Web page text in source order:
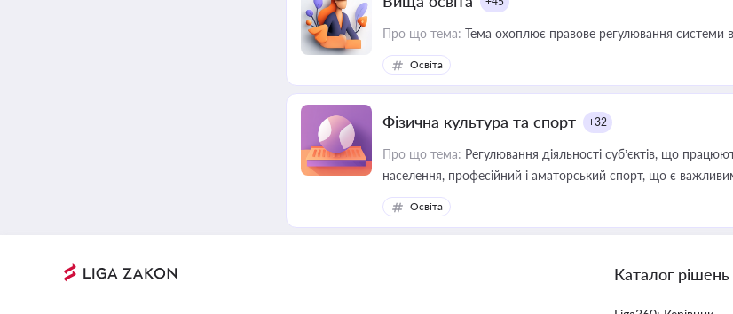
Про що тема: Тема охоплює правове регулювання системи
Освіта
Фізична культура та спорт +32
Про що тема: Регулювання діяльності суб’єктів, що
населення, професійний і аматорський спорт, що є
ефективної реалізації державної політики у цій галузі
Освіта
Каталог рішень